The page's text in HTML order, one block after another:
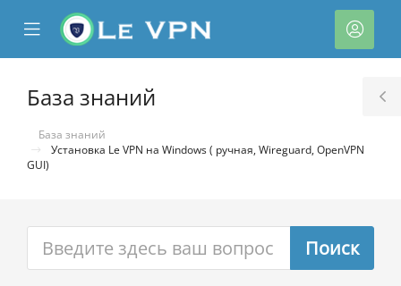
Mobile
Menu
База знаний
База знаний
Установка Le VPN на Windows ( ручная, Wireguard, OpenVPN
GUI)